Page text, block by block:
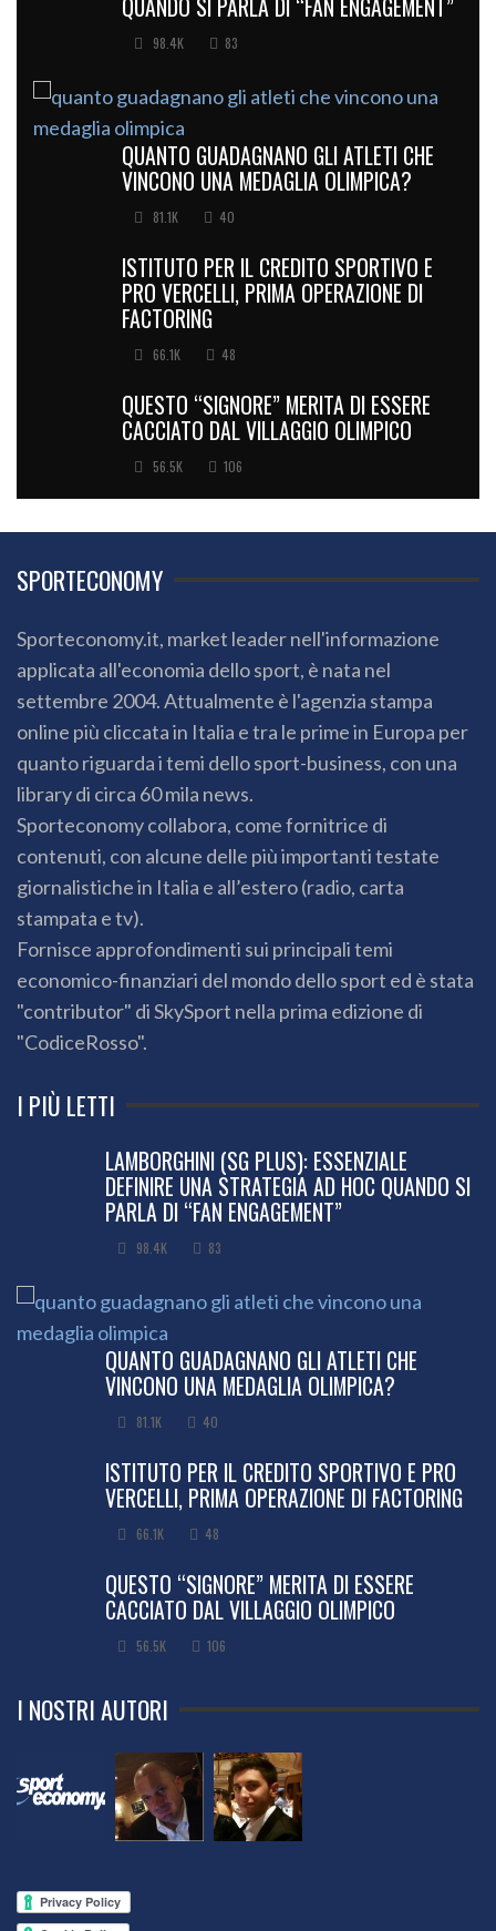
98.4K 83
QUANTO GUADAGNANO GLI ATLETI CHE
VINCONO UNA MEDAGLIA OLIMPICA?
81.1K 40
ISTITUTO PER IL CREDITO SPORTIVO E
PRO VERCELLI, PRIMA OPERAZIONE DI
FACTORING
66.1K 48
QUESTO “SIGNORE” MERITA DI ESSERE
CACCIATO DAL VILLAGGIO OLIMPICO
56.5K 106
SPORTECONOMY
Sporteconomy.it, market leader nell'informazione
applicata all'economia dello sport, è nata nel
settembre 2004. Attualmente è l'agenzia stampa
online più cliccata in Italia e tra le prime in Europa per
quanto riguarda i temi dello sport-business, con una
library di circa 60 mila news.
Sporteconomy collabora, come fornitrice di
contenuti, con alcune delle più importanti testate
giornalistiche in Italia e all’estero (radio, carta
stampata e tv).
Fornisce approfondimenti sui principali temi
economico-finanziari del mondo dello sport ed è stata
"contributor" di SkySport nella prima edizione di
"CodiceRosso".
I PIÙ LETTI
LAMBORGHINI (SG PLUS): ESSENZIALE
DEFINIRE UNA STRATEGIA AD HOC QUANDO SI
PARLA DI “FAN ENGAGEMENT”
98.4K 83
QUANTO GUADAGNANO GLI ATLETI CHE
VINCONO UNA MEDAGLIA OLIMPICA?
81.1K 40
ISTITUTO PER IL CREDITO SPORTIVO E PRO
VERCELLI, PRIMA OPERAZIONE DI FACTORING
66.1K 48
QUESTO “SIGNORE” MERITA DI ESSERE
CACCIATO DAL VILLAGGIO OLIMPICO
56.5K 106
I NOSTRI AUTORI